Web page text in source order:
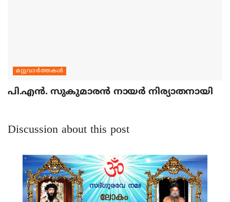
മറ്റുവാര്‍ത്തകള്‍
പി.എന്‍. സുകുമാരന്‍ നായര്‍ നിര്യാതനായി
Discussion about this post